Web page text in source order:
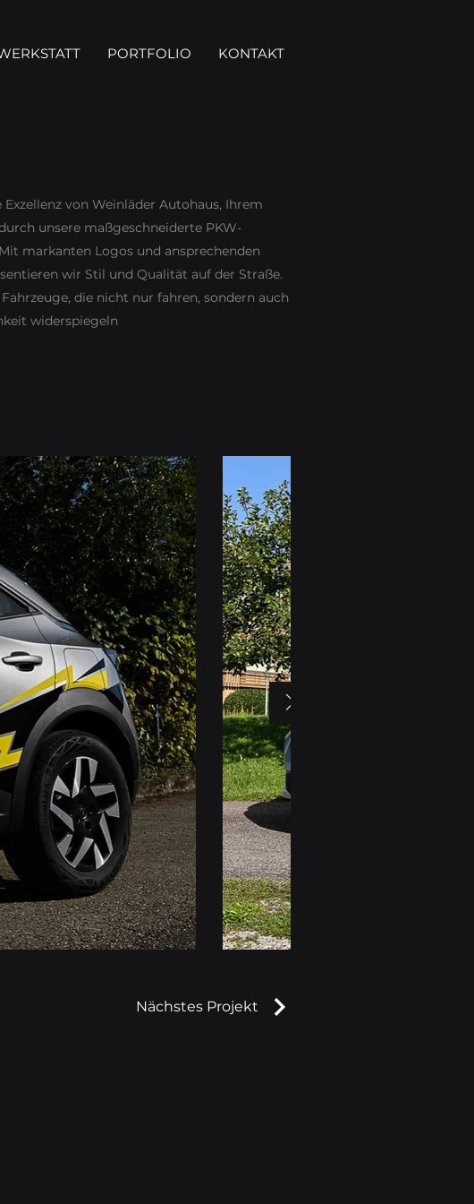
PORTFOLIO KONTAKT
Exzellenz von Weinläder Autohaus, Ihrem
unsere maßgeschneiderte PKW-
markanten Logos und ansprechenden
wir Stil und Qualität auf der Straße.
die nicht nur fahren, sondern auch
widerspiegeln
Nächstes Projekt